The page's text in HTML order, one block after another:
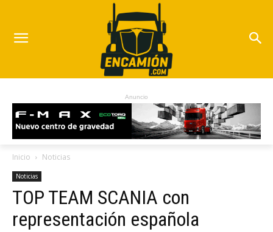
Anuncio
Inicio Noticias
Noticias
TOP TEAM SCANIA con
representación española